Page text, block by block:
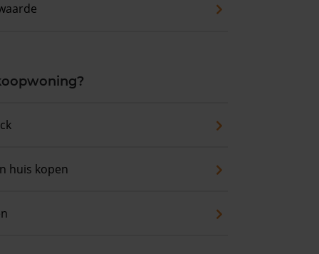
huis kopen